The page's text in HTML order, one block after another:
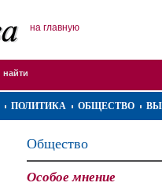
на главную
ПОЛИТИКА ОБЩЕСТВО
Общество
Особое мнение